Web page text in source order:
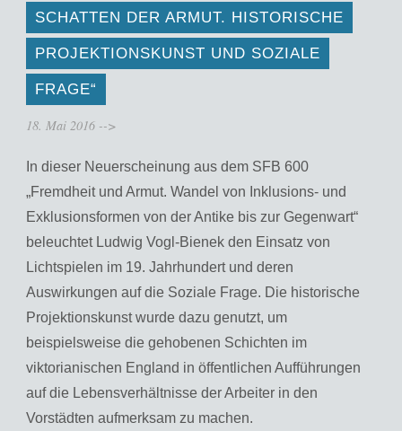
SCHATTEN DER ARMUT. HISTORISCHE
PROJEKTIONSKUNST UND SOZIALE
FRAGE“
18. Mai 2016 -->
In dieser Neuerscheinung aus dem SFB 600
„Fremdheit und Armut. Wandel von Inklusions- und
Exklusionsformen von der Antike bis zur Gegenwart“
beleuchtet Ludwig Vogl-Bienek den Einsatz von
Lichtspielen im 19. Jahrhundert und deren
Auswirkungen auf die Soziale Frage. Die historische
Projektionskunst wurde dazu genutzt, um
beispielsweise die gehobenen Schichten im
viktorianischen England in öffentlichen Aufführungen
auf die Lebensverhältnisse der Arbeiter in den
Vorstädten aufmerksam zu machen.